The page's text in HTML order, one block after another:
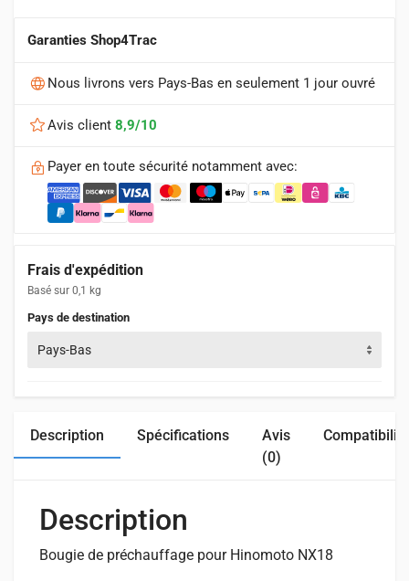
Garanties Shop4Trac
Nous livrons vers Pays-Bas en seulement 1 jour ouvré
Avis client 8,9/10
Payer en toute sécurité notamment avec:
Frais d'expédition
Basé sur 0,1 kg
Pays de destination
Pays-Bas
Description Spécifications
Avis
(0)
Compatibilité
Description
Bougie de préchauffage pour Hinomoto NX18